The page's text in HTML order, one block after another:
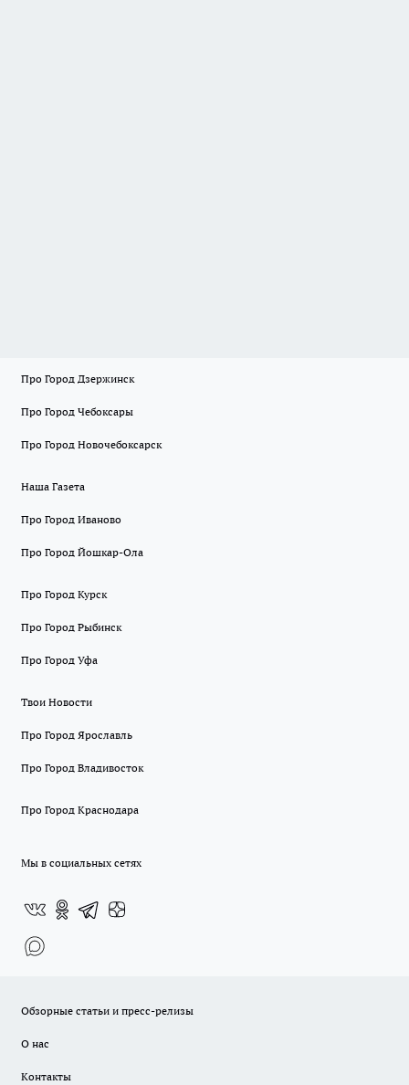
Про Город Дзержинск
Про Город Чебоксары
Про Город Новочебоксарск
Наша Газета
Про Город Иваново
Про Город Йошкар-Ола
Про Город Курск
Про Город Рыбинск
Про Город Уфа
Твои Новости
Про Город Ярославль
Про Город Владивосток
Про Город Краснодара
Мы в социальных сетях
Обзорные статьи и пресс-релизы
О нас
Контакты